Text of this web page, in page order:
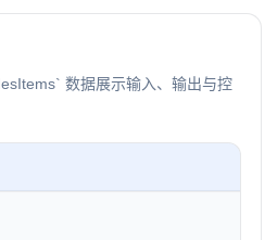
数据展示输入、输出与控